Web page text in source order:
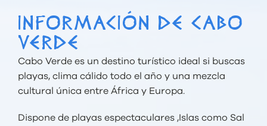
INFORMACIÓN DE CABO
VERDE
Cabo Verde es un destino turístico ideal si buscas
playas, clima cálido todo el año y una mezcla
cultural única entre África y Europa.
Dispone de playas espectaculares ,Islas como Sal